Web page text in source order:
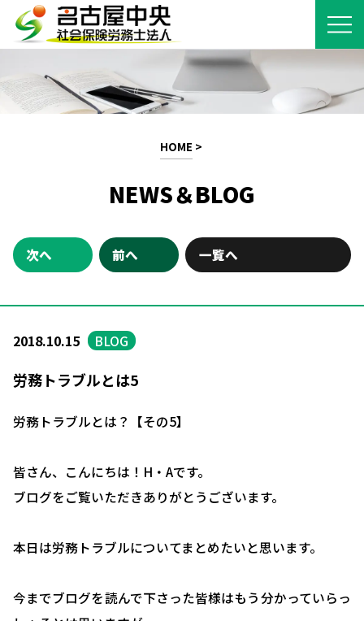
HOME >
NEWS＆BLOG
次へ 前へ 一覧へ
2018.10.15 BLOG
労務トラブルとは5
労務トラブルとは？【その5】
皆さん、こんにちは！H・Aです。
ブログをご覧いただきありがとうございます。
本日は労務トラブルについてまとめたいと思います。
今までブログを読んで下さった皆様はもう分かっていらっ